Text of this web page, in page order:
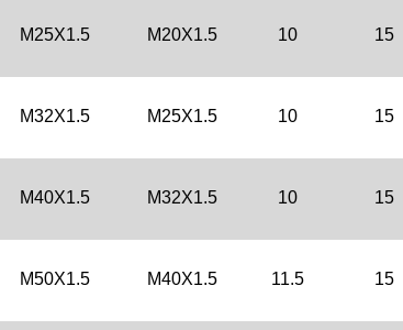
M25X1.5 M20X1.5 10 15
M32X1.5 M25X1.5 10 15
M40X1.5 M32X1.5 10 15
M50X1.5 M40X1.5 11.5 15